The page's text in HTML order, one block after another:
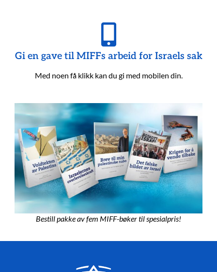
Gi en gave til MIFFs arbeid for Israels sak
Med noen få klikk kan du gi med mobilen din.
Bestill pakke av fem MIFF-bøker til spesialpris!